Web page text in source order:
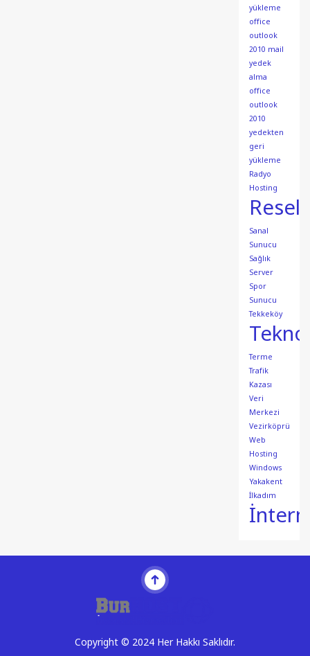
yükleme
office
outlook
2010 mail
yedek
alma
office
outlook
2010
yedekten
geri
yükleme
Radyo
Hosting
Sanal
Sunucu
Sağlık
Server
Spor
Sunucu
Tekkeköy
Terme
Trafik
Kazası
Veri
Merkezi
Vezirköprü
Web
Hosting
Windows
Yakakent
İlkadım
Copyright © 2024 Her Hakkı Saklıdır.